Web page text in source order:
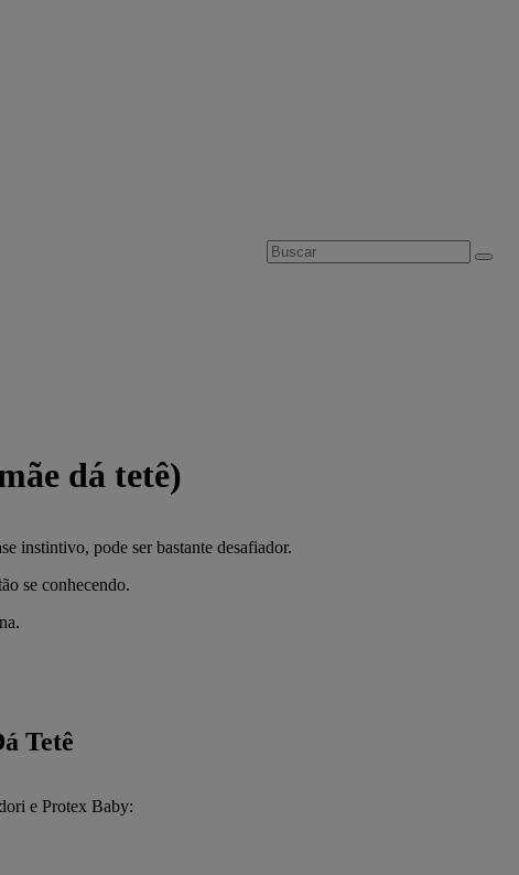
dá tetê)
instintivo, pode ser bastante desafiador.
se conhecendo.
Tetê
e Protex Baby: